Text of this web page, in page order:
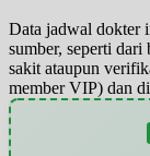
Data jadwal dokter
sumber, seperti dari
sakit ataupun
member VIP) dan